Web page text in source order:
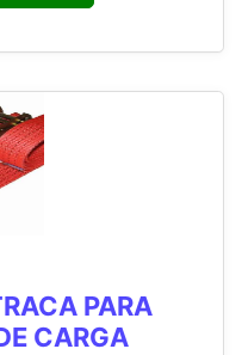
PARA
CARGA